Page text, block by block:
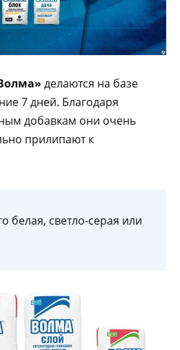
делаются на базе
7 дней. Благодаря
добавкам они очень
прилипают к
белая, светло-серая или